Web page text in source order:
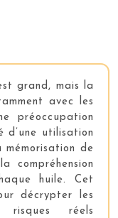
grand, mais la
avec les
préoccupation
utilisation
de
compréhension
huile. Cet
décrypter les
risques réels